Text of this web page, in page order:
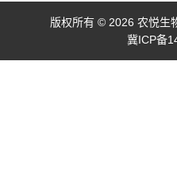
版权所有 © 2026 农悦生
冀ICP备